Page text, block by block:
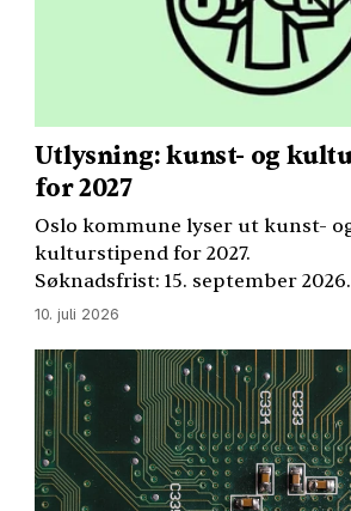
Utlysning: kunst- og
for 2027
Oslo kommune lyser ut kunst-
kulturstipend for 2027.
Søknadsfrist: 15. september 2026.
10. juli 2026